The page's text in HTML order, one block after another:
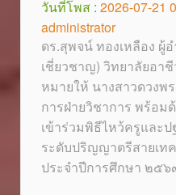
วันที่โพส : 2026-07-21
administrator
ดร.สุพจน์ ทองเหลือง ผู้
เชี่ยวชาญ) วิทยาลัยอา
หมายให้ นางสาวดวงพ
การฝ่ายวิชาการ พร้อ
เข้าร่วมพิธีไหว้ครูและ
ระดับปริญญาตรีสายเท
ประจำปีการศึกษา ๒๕๖